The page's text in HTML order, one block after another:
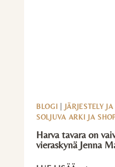
BLOGI JÄRJESTELY
SOLJUVA ARKI JA
Harva tavara on
vieraskynä Jenna